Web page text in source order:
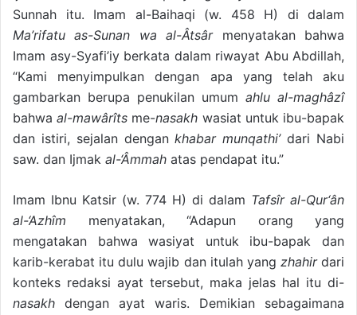
Sunnah itu. Imam al-Baihaqi (w. 458 H) di dalam
Ma’rifatu as-Sunan wa al-Âtsârmenyatakan bahwa
Imam asy-Syafi’iy berkata dalam riwayat Abu Abdillah,
“Kami menyimpulkan dengan apa yang telah aku
gambarkan berupa penukilan umum ahlu al-maghâzî
bahwaal-mawârîts me-nasakh wasiat untuk ibu-bapak
dan istiri, sejalan dengankhabar munqathi’dari Nabi
saw. dan Ijmak al-‘Âmmah atas pendapat itu.”
Imam Ibnu Katsir (w. 774 H) di dalam Tafsîr al-Qur‘ân
al-‘Azhîm menyatakan, “Adapun orang yang
mengatakan bahwa wasiyat untuk ibu-bapak dan
karib-kerabat itu dulu wajib dan itulah yang zhahirdari
konteks redaksi ayat tersebut, maka jelas hal itu di-
nasakh dengan ayat waris. Demikian sebagaimana